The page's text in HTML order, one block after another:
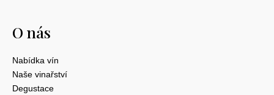
O nás
Nabídka vín
Naše vinařství
Degustace